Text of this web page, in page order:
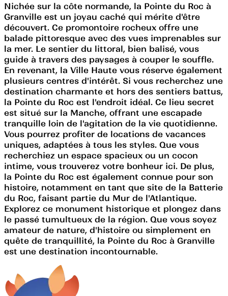
Nichée sur la côte normande, la Pointe du Roc à
Granville est un joyau caché qui mérite d'être
découvert. Ce promontoire rocheux offre une
balade pittoresque avec des vues imprenables sur
la mer. Le sentier du littoral, bien balisé, vous
guide à travers des paysages à couper le souffle.
En revenant, la Ville Haute vous réserve également
plusieurs centres d'intérêt. Si vous recherchez une
destination charmante et hors des sentiers battus,
la Pointe du Roc est l'endroit idéal. Ce lieu secret
est situé sur la Manche, offrant une escapade
tranquille loin de l'agitation de la vie quotidienne.
Vous pourrez profiter de locations de vacances
uniques, adaptées à tous les styles. Que vous
recherchiez un espace spacieux ou un cocon
intime, vous trouverez votre bonheur ici. De plus,
la Pointe du Roc est également connue pour son
histoire, notamment en tant que site de la Batterie
du Roc, faisant partie du Mur de l'Atlantique.
Explorez ce monument historique et plongez dans
le passé tumultueux de la région. Que vous soyez
amateur de nature, d'histoire ou simplement en
quête de tranquillité, la Pointe du Roc à Granville
est une destination incontournable.